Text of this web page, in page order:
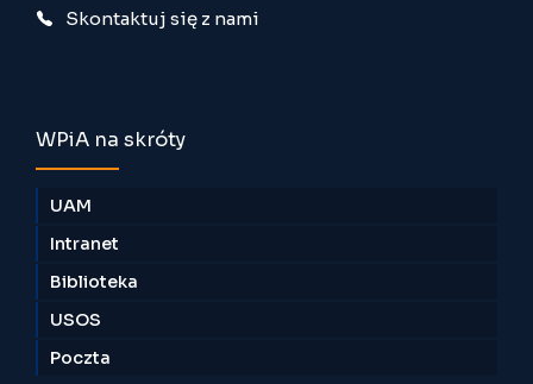
Skontaktuj się z nami
WPiA na skróty
UAM
Intranet
Biblioteka
USOS
Poczta